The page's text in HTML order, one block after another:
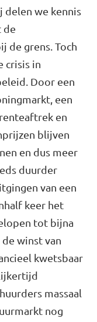
delen we kennis
de
de grens. Toch
crisis in
Door een
een
en
blijven
en dus meer
duurder
van een
keer het
tot bijna
winst van
kwetsbaar
massaal
nog